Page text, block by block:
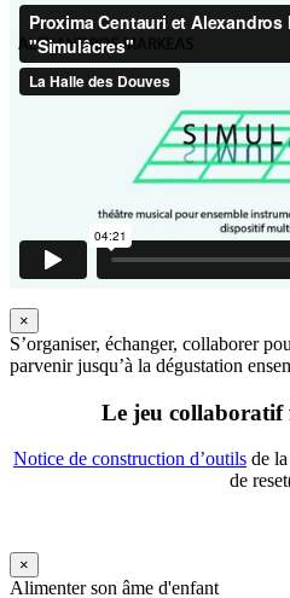
×
S’organiser, échanger, collaborer
parvenir jusqu’à la dégustation
Le jeu collaboratif
Notice de construction d’outils de
de
×
Alimenter son âme d'enfant